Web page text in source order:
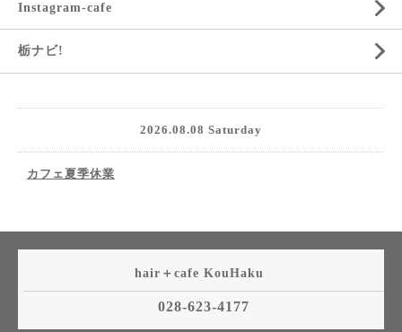
Instagram-cafe
栃ナビ!
2026.08.08 Saturday
カフェ夏季休業
hair＋cafe KouHaku
028-623-4177